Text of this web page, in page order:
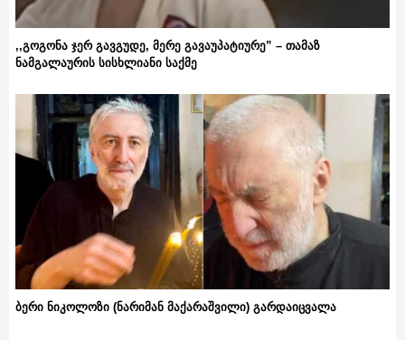
,,გოგონა ჯერ გავგუდე, მერე გავაუპატიურე” – თამაზ
ნამგალაურის სისხლიანი საქმე
ბერი ნიკოლოზი (ნარიმან მაქარაშვილი) გარდაიცვალა